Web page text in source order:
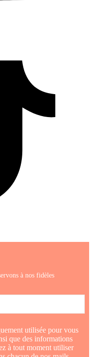
à nos fidèles
utilisée pour vous
que des informations
à tout moment utiliser